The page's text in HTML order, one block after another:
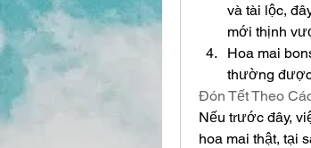
và tài lộc,
mới thịnh
Hoa mai
thường
Đón Tết Theo
Nếu trước đây,
hoa mai thật, tại